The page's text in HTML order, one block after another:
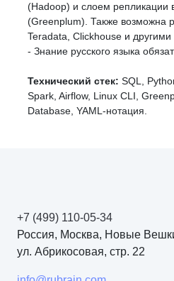
(Hadoop) и слоем репликации
(Greenplum). Также возможна
Teradata, Clickhouse и другими
- Знание русского языка
Технический стек: SQL,
Spark, Airflow, Linux CLI,
Database, YAML-нотация.
+7 (499) 110-05-34
Россия, Москва, Новые
ул. Абрикосовая, стр. 22